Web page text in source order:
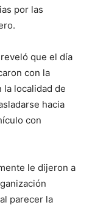
por las
que el día
con la
la localidad de
hacia
con
le dijeron a
parecer la